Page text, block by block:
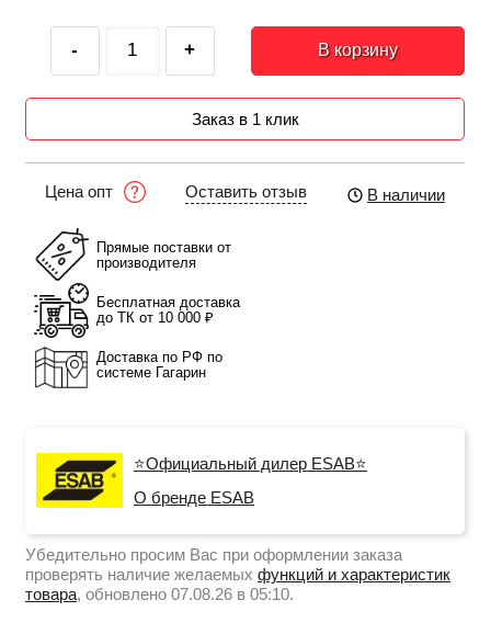
- + В корзину
Заказ в 1 клик
Цена опт Оставить отзыв В наличии
Прямые поставки от
производителя
Бесплатная доставка
до ТК от 10 000 ₽
Доставка по РФ по
системе Гагарин
⭐Официальный дилер ESAB⭐
О бренде ESAB
Убедительно просим Вас при оформлении заказа
проверять наличие желаемых функций и характеристик
товара, обновлено 07.08.26 в 05:10.